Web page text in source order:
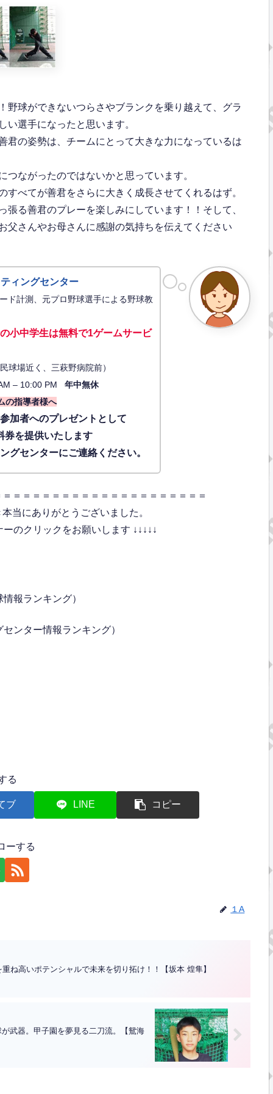
野球ができないつらさやブランクを乗り越えて、グラ
い選手になったと思います。
君の姿勢は、チームにとって大きな力になっているは
ながったのではないかと思っています。
べてが善君をさらに大きく成長させてくれるはず。
張る善君のプレーを楽しみにしています！！そして、
父さんやお母さんに感謝の気持ちを伝えてください
ィングセンター
ド計測、元プロ野球選手による野球教
小中学生は無料で1ゲームサービ
場近く、三萩野病院前）
AM – 10:00 PM年中無休
の指導者様へ
加者へのプレゼントとして
券を提供いたします
グセンターにご連絡ください。
＝＝＝＝＝＝＝＝＝＝＝＝＝＝＝＝＝＝＝＝
当にありがとうございました。
のクリックをお願いします ↓↓↓↓↓
情報ランキング）
センター情報ランキング）
る
ブ LINE コピー
ーする
１A
ね高いポテンシャルで未来を切り拓け！！【坂本 煌隼】
武器。甲子園を夢見る二刀流。【鴛海